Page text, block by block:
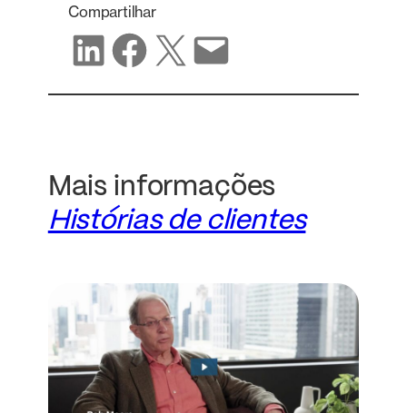
Compartilhar
Compartilhar no LinkedIn
Compartilhar no Facebook
Compartilhar no X Compartilhar por e-mail
Mais informações
Histórias de clientes